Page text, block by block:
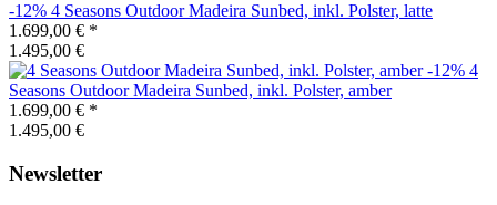
-12% 4 Seasons OutdoorMadeira Sunbed, inkl. Polster, latte
1.699,00 € *
1.495,00 €
-12% 4
Seasons OutdoorMadeira Sunbed, inkl. Polster, amber
1.699,00 € *
1.495,00 €
Newsletter